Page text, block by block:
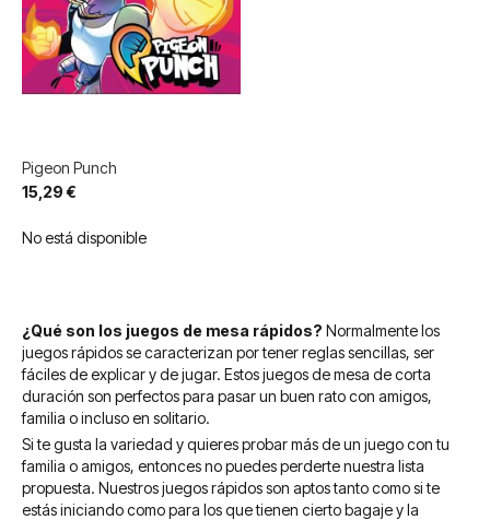
Pigeon Punch
15,29 €
No está disponible
¿Qué son los juegos de mesa rápidos? Normalmente los
juegos rápidos se caracterizan por tener reglas sencillas, ser
fáciles de explicar y de jugar. Estos juegos de mesa de corta
duración son perfectos para pasar un buen rato con amigos,
familia o incluso en solitario.
Si te gusta la variedad y quieres probar más de un juego con tu
familia o amigos, entonces no puedes perderte nuestra lista
propuesta. Nuestros juegos rápidos son aptos tanto como si te
estás iniciando como para los que tienen cierto bagaje y la